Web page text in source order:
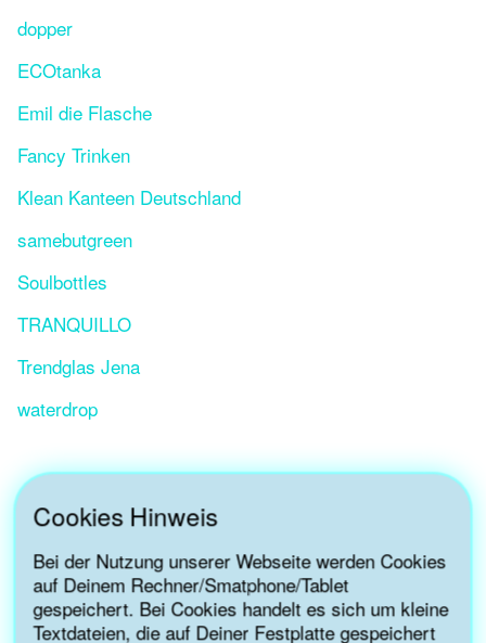
Cookies Hinweis
Bei der Nutzung unserer Webseite werden Cookies
auf Deinem Rechner/Smatphone/Tablet
gespeichert. Bei Cookies handelt es sich um kleine
Textdateien, die auf Deiner Festplatte gespeichert
dopper
ECOtanka
Emil die Flasche
Fancy Trinken
Klean Kanteen Deutschland
samebutgreen
Soulbottles
TRANQUILLO
Trendglas Jena
waterdrop